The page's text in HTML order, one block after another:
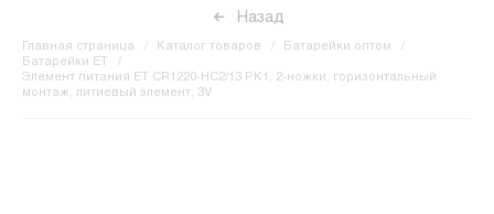
Назад
Главная страница Каталог товаров
Батарейки оптом
Батарейки ET
Элемент питания ET CR1220-HC2/13 PK1, 2-ножки, горизонтальный
монтаж, литиевый элемент, 3V